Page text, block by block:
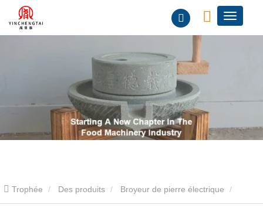
Trophée Des produits Broyeur de pierre électrique